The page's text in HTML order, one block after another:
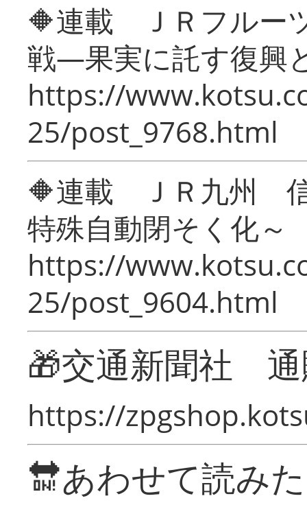
🔶連載 ＪＲフルー
戦―果実に託す復興
https://
25/post_9768.html
🔶連載 ＪＲ九州 信
特殊自動閉そく化～
https://
25/post_9604.html
🎁交通新聞社
https://
🔛あわせて読み